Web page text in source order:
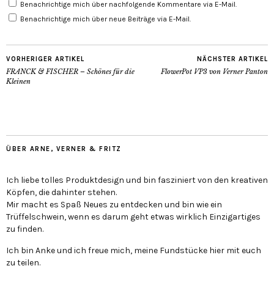
Benachrichtige mich über nachfolgende Kommentare via E-Mail.
Benachrichtige mich über neue Beiträge via E-Mail.
VORHERIGER ARTIKEL
FRANCK & FISCHER – Schönes für die
Kleinen
NÄCHSTER ARTIKEL
FlowerPot VP3 von Verner Panton
ÜBER ARNE, VERNER & FRITZ
Ich liebe tolles Produktdesign und bin fasziniert von den kreativen
Köpfen, die dahinter stehen.
Mir macht es Spaß Neues zu entdecken und bin wie ein
Trüffelschwein, wenn es darum geht etwas wirklich Einzigartiges
zu finden.
Ich bin Anke und ich freue mich, meine Fundstücke hier mit euch
zu teilen.